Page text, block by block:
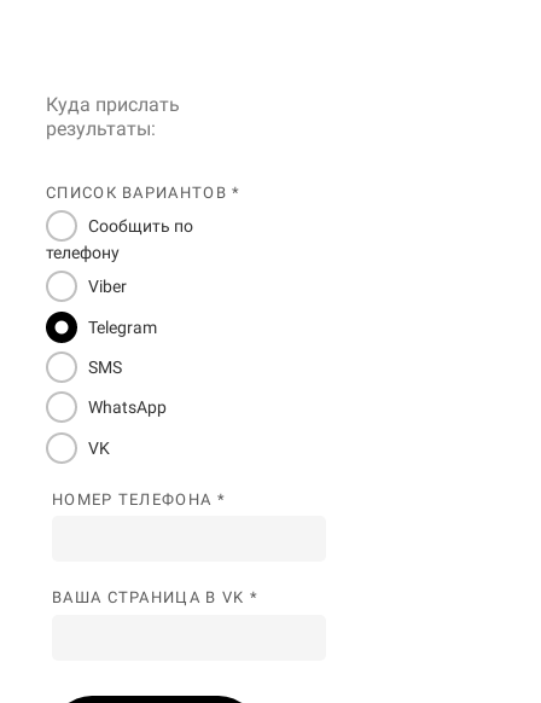
Куда прислать
результаты:
СПИСОК ВАРИАНТОВ *
Сообщить по
телефону
Viber
Telegram
SMS
WhatsApp
VK
НОМЕР ТЕЛЕФОНА *
ВАША СТРАНИЦА В VK *